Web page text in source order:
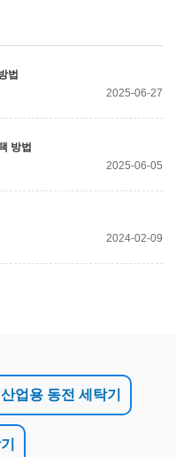
법
2025-06-27
방법
2025-06-05
2024-02-09
산업용 동전 세탁기